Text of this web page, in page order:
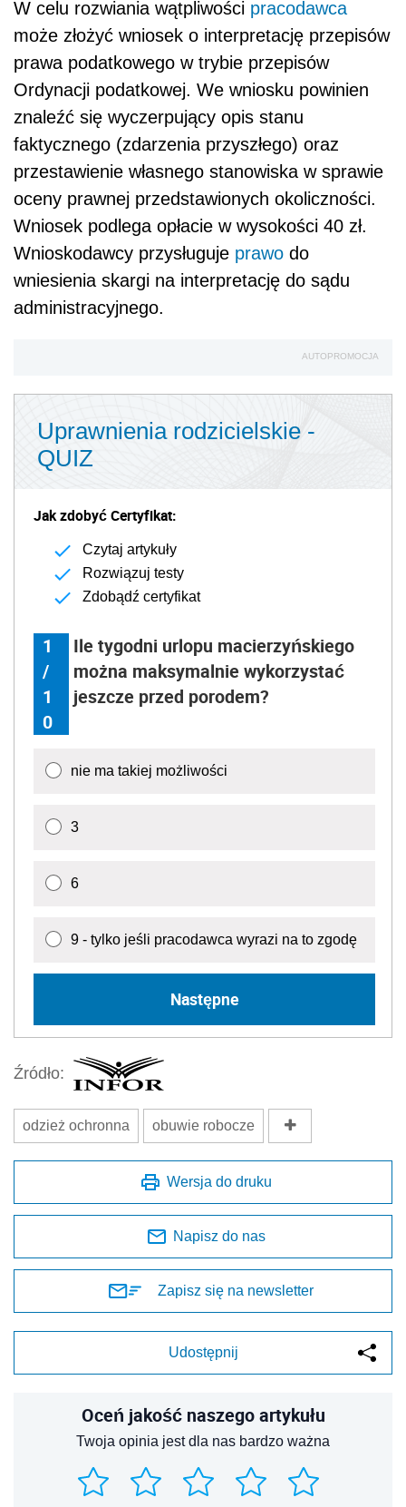
W celu rozwiania wątpliwości pracodawca
może złożyć wniosek o interpretację przepisów
prawa podatkowego w trybie przepisów
Ordynacji podatkowej. We wniosku powinien
znaleźć się wyczerpujący opis stanu
faktycznego (zdarzenia przyszłego) oraz
przestawienie własnego stanowiska w sprawie
oceny prawnej przedstawionych okoliczności.
Wniosek podlega opłacie w wysokości 40 zł.
Wnioskodawcy przysługuje prawo do
wniesienia skargi na interpretację do sądu
administracyjnego.
AUTOPROMOCJA
Uprawnienia rodzicielskie -
QUIZ
Jak zdobyć Certyfikat:
Czytaj artykuły
Rozwiązuj testy
Zdobądź certyfikat
1
/
1
0
Ile tygodni urlopu macierzyńskiego
można maksymalnie wykorzystać
jeszcze przed porodem?
nie ma takiej możliwości
3
6
9 - tylko jeśli pracodawca wyrazi na to zgodę
Następne
Źródło:
odzież ochronna obuwie robocze
Wersja do druku
Napisz do nas
Zapisz się na newsletter
Udostępnij
Oceń jakość naszego artykułu
Twoja opinia jest dla nas bardzo ważna